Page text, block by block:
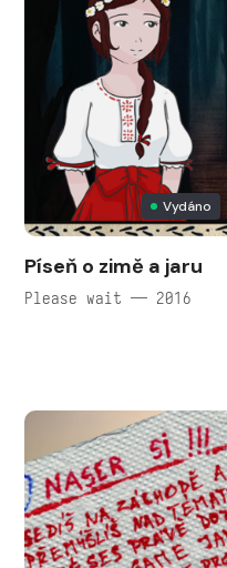
Vydáno
Píseň o zimě a jaru
Please wait — 2016